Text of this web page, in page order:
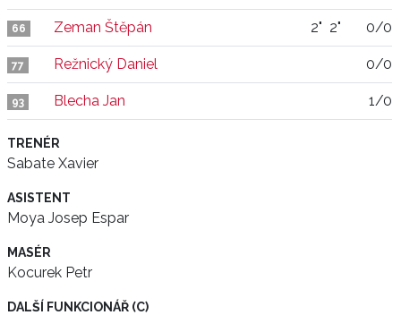
66 Zeman Štěpán 2" 2" 0/0
77 Režnický Daniel 0/0
93 Blecha Jan 1/0
TRENÉR
Sabate Xavier
ASISTENT
Moya Josep Espar
MASÉR
Kocurek Petr
DALŠÍ FUNKCIONÁŘ (C)